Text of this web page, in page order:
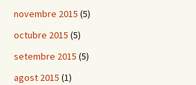
novembre 2015 (5)
octubre 2015 (5)
setembre 2015 (5)
agost 2015 (1)